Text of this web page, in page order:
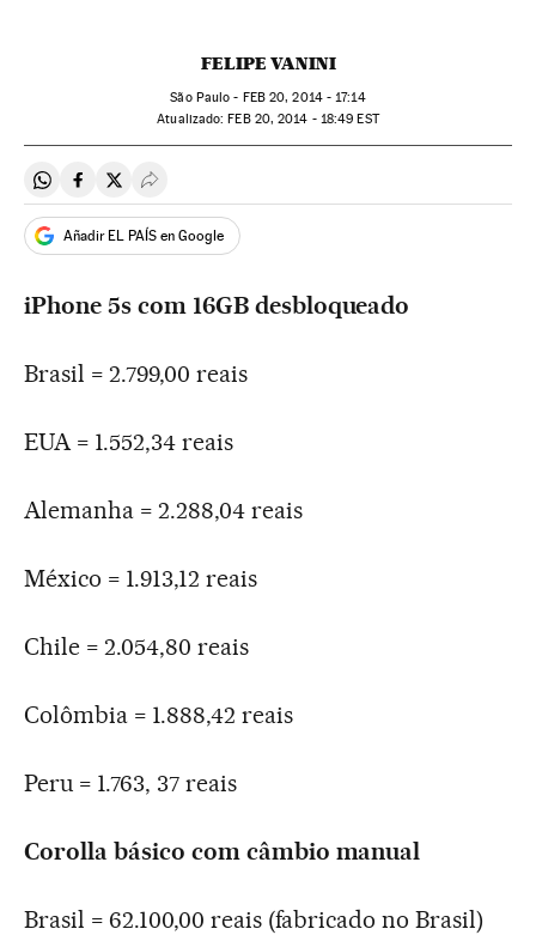
FELIPE VANINI
São Paulo - FEB20, 2014 - 17:14
atualizado: FEB20, 2014 - 18:49 EST
Compartir en Whatsapp
Compartir en Facebook
Compartir en Twitter
Desplegar Redes Sociales
Añadir EL PAÍS en Google
iPhone 5s com 16GB desbloqueado
Brasil = 2.799,00 reais
EUA = 1.552,34 reais
Alemanha = 2.288,04 reais
México = 1.913,12 reais
Chile = 2.054,80 reais
Colômbia = 1.888,42 reais
Peru = 1.763, 37 reais
Corolla básico com câmbio manual
Brasil = 62.100,00 reais (fabricado no Brasil)